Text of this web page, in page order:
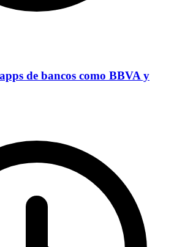
de bancos como BBVA y